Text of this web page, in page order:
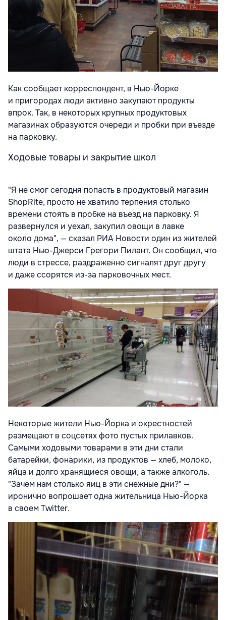
Как сообщает корреспондент, в Нью-Йорке
и пригородах люди активно закупают продукты
впрок. Так, в некоторых крупных продуктовых
магазинах образуются очереди и пробки при въезде
на парковку.
Ходовые товары и закрытие школ
"Я не смог сегодня попасть в продуктовый магазин
ShopRite, просто не хватило терпения столько
времени стоять в пробке на въезд на парковку. Я
развернулся и уехал, закупил овощи в лавке
около дома", — сказал РИА Новости один из жителей
штата Нью-Джерси Грегори Пилант. Он сообщил, что
люди в стрессе, раздраженно сигналят друг другу
и даже ссорятся из-за парковочных мест.
Некоторые жители Нью-Йорка и окрестностей
размещают в соцсетях фото пустых прилавков.
Самыми ходовыми товарами в эти дни стали
батарейки, фонарики, из продуктов — хлеб, молоко,
яйца и долго хранящиеся овощи, а также алкоголь.
"Зачем нам столько яиц в эти снежные дни?" —
иронично вопрошает одна жительница Нью-Йорка
в своем Twitter.